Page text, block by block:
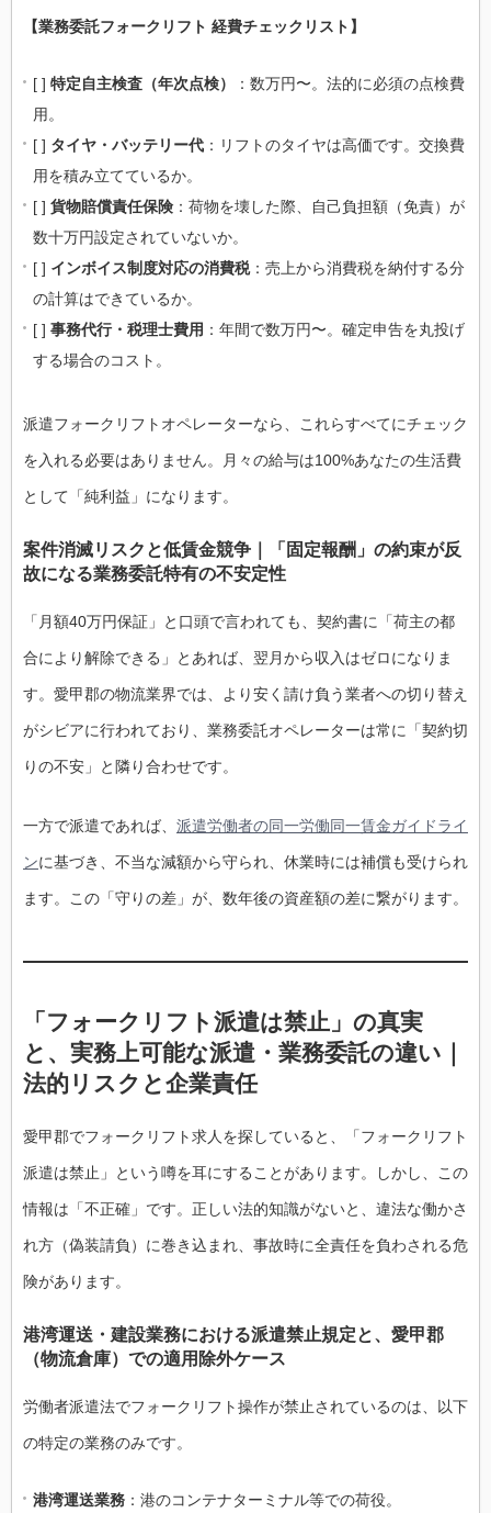
【業務委託フォークリフト 経費チェックリスト】
[ ] 特定自主検査（年次点検）
：数万円〜。法的に必須の点検費
用。
[ ] タイヤ・バッテリー代 ：リフトのタイヤは高価です。交換費
用を積み立てているか。
[ ] 貨物賠償責任保険 ：荷物を壊した際、自己負担額（免責）が
数十万円設定されていないか。
[ ] インボイス制度対応の消費税：売上から消費税を納付する分
の計算はできているか。
[ ] 事務代行・税理士費用 ：年間で数万円〜。確定申告を丸投げ
する場合のコスト。
派遣フォークリフトオペレーターなら、これらすべてにチェック
を入れる必要はありません。月々の給与は100%あなたの生活費
として「純利益」になります。
案件消滅リスクと低賃金競争｜「固定報酬」の約束が反
故になる業務委託特有の不安定性
「月額40万円保証」と口頭で言われても、契約書に「荷主の都
合により解除できる」とあれば、翌月から収入はゼロになりま
す。愛甲郡の物流業界では、より安く請け負う業者への切り替え
がシビアに行われており、業務委託オペレーターは常に「契約切
りの不安」と隣り合わせです。
一方で派遣であれば、 派遣労働者の同一労働同一賃金ガイドライ
ンに基づき、不当な減額から守られ、休業時には補償も受けられ
ます。この「守りの差」が、数年後の資産額の差に繋がります。
「フォークリフト派遣は禁止」の真実
と、実務上可能な派遣・業務委託の違い｜
法的リスクと企業責任
愛甲郡でフォークリフト求人を探していると、「フォークリフト
派遣は禁止」という噂を耳にすることがあります。しかし、この
情報は「不正確」です。正しい法的知識がないと、違法な働かさ
れ方（偽装請負）に巻き込まれ、事故時に全責任を負わされる危
険があります。
港湾運送・建設業務における派遣禁止規定と、愛甲郡
（物流倉庫）での適用除外ケース
労働者派遣法でフォークリフト操作が禁止されているのは、以下
の特定の業務のみです。
港湾運送業務 ：港のコンテナターミナル等での荷役。